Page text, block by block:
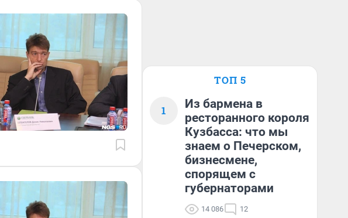
ТОП 5
1
Из бармена в
ресторанного короля
Кузбасса: что мы
знаем о Печерском,
бизнесмене,
спорящем с
губернаторами
14 086 12